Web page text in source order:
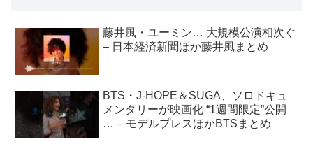
藤井風・ユーミン… 大規模公演相次ぐ
– 日本経済新聞ほか藤井風まとめ
BTS・J-HOPE＆SUGA、ソロドキュ
メンタリーが映画化 “1週間限定”公開
… – モデルプレスほかBTSまとめ